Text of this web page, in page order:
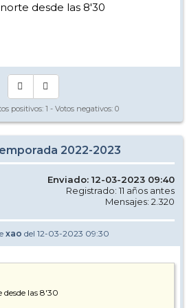
desde las 8'30
positivos: 1 - Votos negativos: 0
2022-2023
Enviado: 12-03-2023 09:40
Registrado: 11 años antes
Mensajes: 2.320
xao del 12-03-2023 09:30
las 8'30